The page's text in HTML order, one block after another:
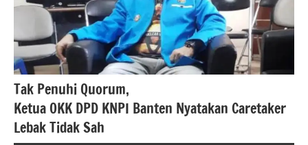
Tak Penuhi Quorum,
Ketua OKK DPD KNPI Banten Nyatakan Caretaker
Lebak Tidak Sah